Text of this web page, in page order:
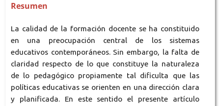
Resumen
La calidad de la formación docente se ha constituido
en una preocupación central de los sistemas
educativos contemporáneos. Sin embargo, la falta de
claridad respecto de lo que constituye la naturaleza
de lo pedagógico propiamente tal dificulta que las
políticas educativas se orienten en una dirección clara
y planificada. En este sentido el presente artículo